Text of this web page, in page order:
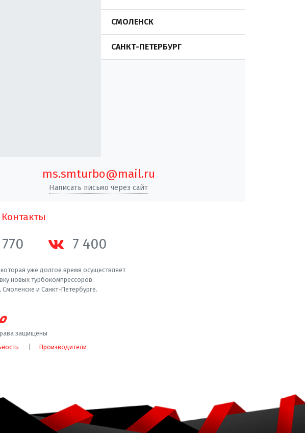
СМОЛЕНСК
САНКТ-ПЕТЕРБУРГ
ms.smturbo@mail.ru
Написать письмо через сайт
Контакты
770 7 400
уже долгое время осуществляет
новых турбокомпрессоров.
и Санкт-Петербурге.
защищены
Производители